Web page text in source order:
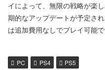
イによって、無限の戦略が楽
期的なアップデートが予定さ
は追加費用なしでプレイ可能で
PC PS4
PS5